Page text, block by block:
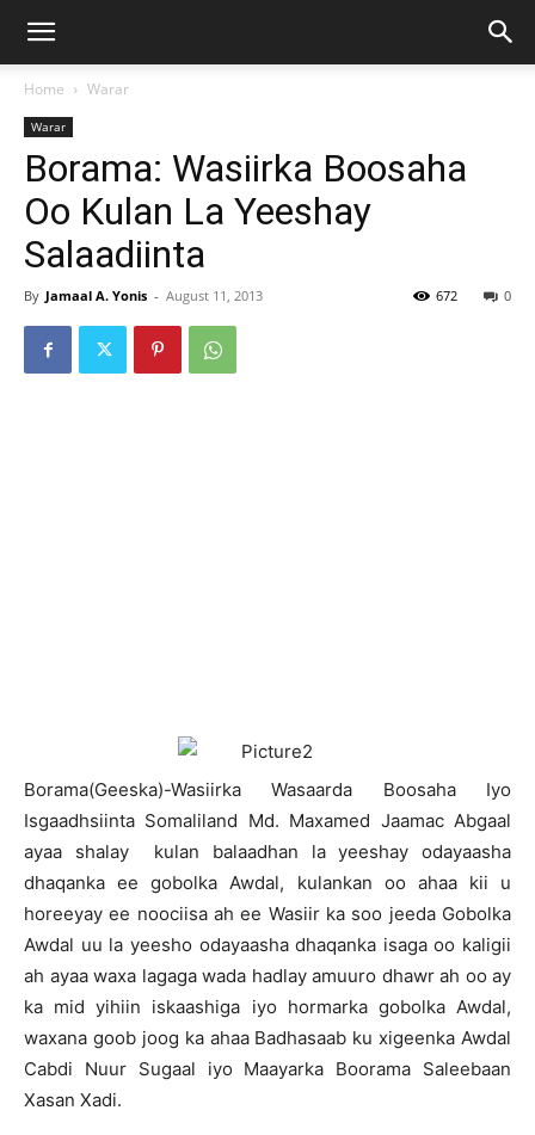
Home Warar
Warar
Borama: Wasiirka Boosaha
Oo Kulan La Yeeshay
Salaadiinta
By Jamaal A. Yonis - August 11, 2013 0
672
Borama(Geeska)-Wasiirka Wasaarda Boosaha Iyo
Isgaadhsiinta Somaliland Md. Maxamed Jaamac Abgaal
ayaa shalay kulan balaadhan la yeeshay odayaasha
dhaqanka ee gobolka Awdal, kulankan oo ahaa kii u
horeeyay ee noociisa ah ee Wasiir ka soo jeeda Gobolka
Awdal uu la yeesho odayaasha dhaqanka isaga oo kaligii
ah ayaa waxa lagaga wada hadlay amuuro dhawr ah oo ay
ka mid yihiin iskaashiga iyo hormarka gobolka Awdal,
waxana goob joog ka ahaa Badhasaab ku xigeenka Awdal
Cabdi Nuur Sugaal iyo Maayarka Boorama Saleebaan
Xasan Xadi.